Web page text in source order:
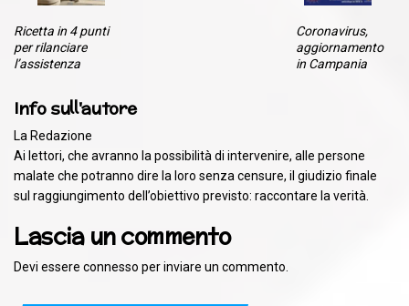
Ricetta in 4 punti
per rilanciare
l’assistenza
Coronavirus,
aggiornamento
in Campania
Info sull'autore
La Redazione
Ai lettori, che avranno la possibilità di intervenire, alle persone
malate che potranno dire la loro senza censure, il giudizio finale
sul raggiungimento dell’obiettivo previsto: raccontare la verità.
Lascia un commento
Devi essere connesso per inviare un commento.